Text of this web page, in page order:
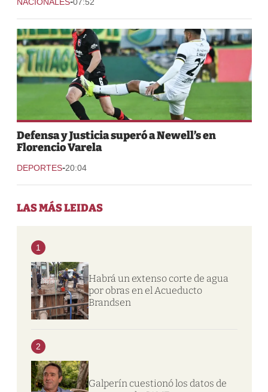
Defensa y Justicia superó a Newell’s en
Florencio Varela
DEPORTES-20:04
LAS MÁS LEIDAS
1
Habrá un extenso corte de agua
por obras en el Acueducto
Brandsen
2
Galperín cuestionó los datos de